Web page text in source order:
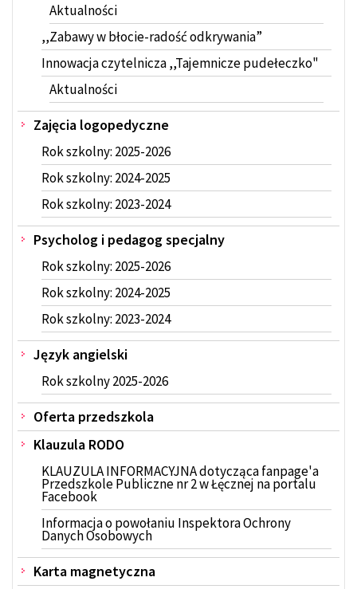
Aktualności
,,Zabawy w błocie-radość odkrywania”
Innowacja czytelnicza ,,Tajemnicze pudełeczko"
Aktualności
Zajęcia logopedyczne
Rok szkolny: 2025-2026
Rok szkolny: 2024-2025
Rok szkolny: 2023-2024
Psycholog i pedagog specjalny
Rok szkolny: 2025-2026
Rok szkolny: 2024-2025
Rok szkolny: 2023-2024
Język angielski
Rok szkolny 2025-2026
Oferta przedszkola
Klauzula RODO
KLAUZULA INFORMACYJNA dotycząca fanpage'a
Przedszkole Publiczne nr 2 w Łęcznej na portalu
Facebook
Informacja o powołaniu Inspektora Ochrony
Danych Osobowych
Karta magnetyczna